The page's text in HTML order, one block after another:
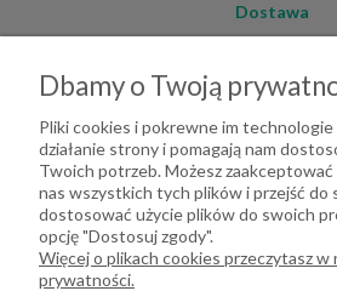
Dostawa
O firmie
Dbamy o Twoją
Pliki cookies i pokrewne im
działanie strony i pomagają nam
Twoich potrzeb. Możesz
nas wszystkich tych plików i przejść do
dostosować użycie plików do swoich
opcję "Dostosuj zgody".
Więcej o plikach cookies przeczytasz w
prywatności.